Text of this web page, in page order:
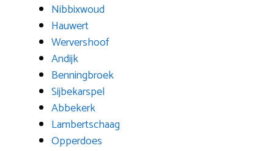
Nibbixwoud
Hauwert
Wervershoof
Andijk
Benningbroek
Sijbekarspel
Abbekerk
Lambertschaag
Opperdoes